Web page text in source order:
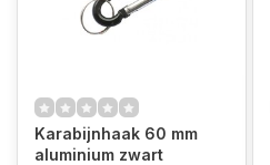
Karabijnhaak 60 mm
aluminium zwart